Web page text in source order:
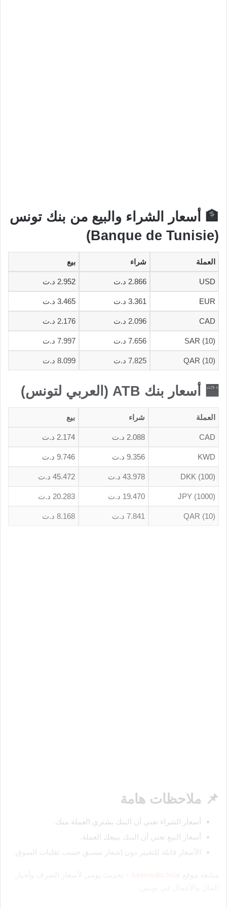
🏦 أسعار الشراء والبيع من بنك تونس
(Banque de Tunisie)
العملة شراء بيع
USD 2.866 د.ت 2.952 د.ت
EUR 3.361 د.ت 3.465 د.ت
CAD 2.096 د.ت 2.176 د.ت
SAR (10) 7.656 د.ت 7.997 د.ت
QAR (10) 7.825 د.ت 8.099 د.ت
🏧 أسعار بنك ATB (العربي لتونس)
العملة شراء بيع
CAD 2.088 د.ت 2.174 د.ت
KWD 9.356 د.ت 9.746 د.ت
DKK (100) 43.978 د.ت 45.472 د.ت
JPY (1000) 19.470 د.ت 20.283 د.ت
QAR (10) 7.841 د.ت 8.168 د.ت
📌 ملاحظات هامة
أسعار الشراء تعني أن البنك يشتري العملة منك.
أسعار البيع تعني أن البنك يبيعك العملة.
الأسعار قابلة للتغيير دون إشعار مسبق حسب تقلبات السوق.
tunimedia.tn/ar